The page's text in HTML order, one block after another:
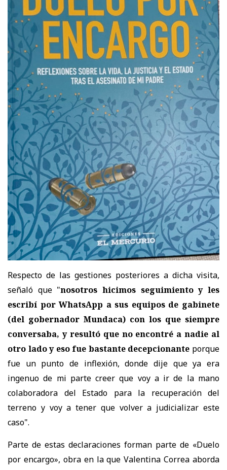
Respecto de las gestiones posteriores a dicha visita,
señaló que "nosotros hicimos seguimiento y les
escribí por WhatsApp a sus equipos de gabinete
(del gobernador Mundaca) con los que siempre
conversaba, y resultó que no encontré a nadie al
otro lado y eso fue bastante decepcionante porque
fue un punto de inflexión, donde dije que ya era
ingenuo de mi parte creer que voy a ir de la mano
colaboradora del Estado para la recuperación del
terreno y voy a tener que volver a judicializar este
caso".
Parte de estas declaraciones forman parte de «Duelo
por encargo», obra en la que Valentina Correa aborda